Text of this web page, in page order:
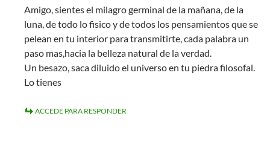
Amigo, sientes el milagro germinal de la mañana, de la
luna, de todo lo fisico y de todos los pensamientos que se
pelean en tu interior para transmitirte, cada palabra un
paso mas,hacia la belleza natural de la verdad.
Un besazo, saca diluido el universo en tu piedra filosofal.
Lo tienes
ACCEDE PARA RESPONDER